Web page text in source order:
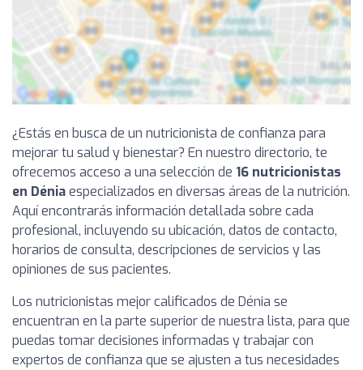
¿Estás en busca de un nutricionista de confianza para
mejorar tu salud y bienestar? En nuestro directorio, te
ofrecemos acceso a una selección de 16 nutricionistas
en Déniaespecializados en diversas áreas de la nutrición.
Aquí encontrarás información detallada sobre cada
profesional, incluyendo su ubicación, datos de contacto,
horarios de consulta, descripciones de servicios y las
opiniones de sus pacientes.
Los nutricionistas mejor calificados de Dénia se
encuentran en la parte superior de nuestra lista, para que
puedas tomar decisiones informadas y trabajar con
expertos de confianza que se ajusten a tus necesidades